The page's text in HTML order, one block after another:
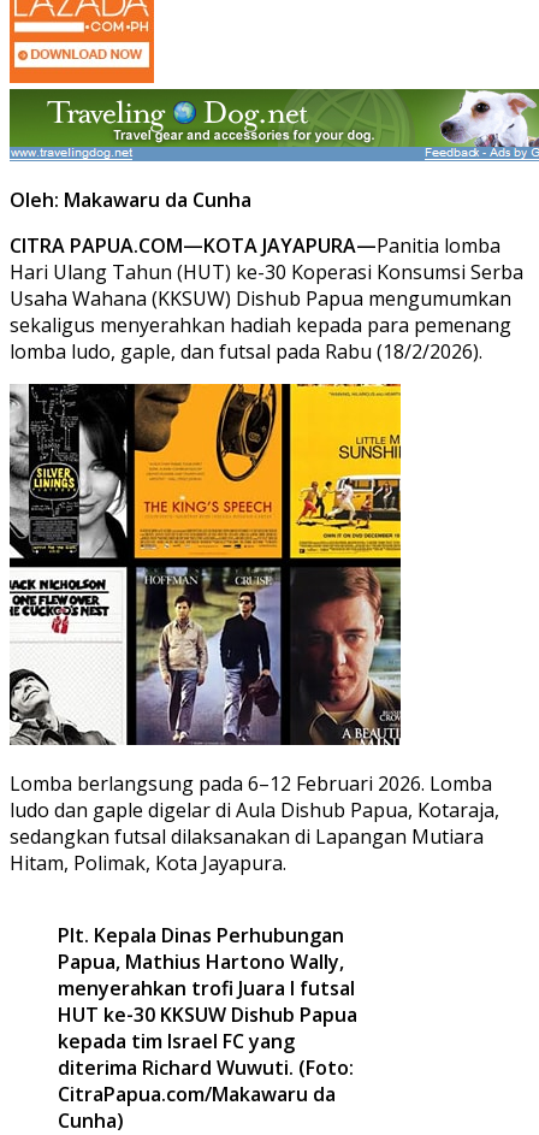
Oleh: Makawaru da Cunha
CITRA PAPUA.COM—KOTA JAYAPURA—Panitia lomba
Hari Ulang Tahun (HUT) ke-30 Koperasi Konsumsi Serba
Usaha Wahana (KKSUW) Dishub Papua mengumumkan
sekaligus menyerahkan hadiah kepada para pemenang
lomba ludo, gaple, dan futsal pada Rabu (18/2/2026).
Lomba berlangsung pada 6–12 Februari 2026. Lomba
ludo dan gaple digelar di Aula Dishub Papua, Kotaraja,
sedangkan futsal dilaksanakan di Lapangan Mutiara
Hitam, Polimak, Kota Jayapura.
Plt. Kepala Dinas Perhubungan
Papua, Mathius Hartono Wally,
menyerahkan trofi Juara I futsal
HUT ke-30 KKSUW Dishub Papua
kepada tim Israel FC yang
diterima Richard Wuwuti. (Foto:
CitraPapua.com/Makawaru da
Cunha)